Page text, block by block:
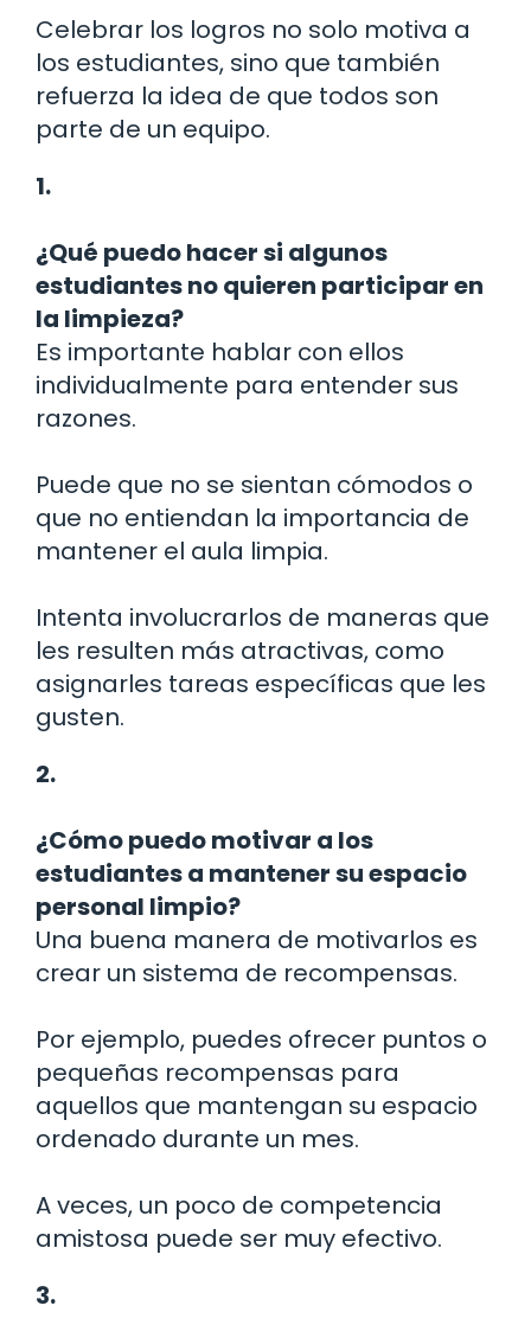
Celebrar los logros no solo motiva a
los estudiantes, sino que también
refuerza la idea de que todos son
parte de un equipo.
1.
¿Qué puedo hacer si algunos
estudiantes no quieren participar en
la limpieza?
Es importante hablar con ellos
individualmente para entender sus
razones.
Puede que no se sientan cómodos o
que no entiendan la importancia de
mantener el aula limpia.
Intenta involucrarlos de maneras que
les resulten más atractivas, como
asignarles tareas específicas que les
gusten.
2.
¿Cómo puedo motivar a los
estudiantes a mantener su espacio
personal limpio?
Una buena manera de motivarlos es
crear un sistema de recompensas.
Por ejemplo, puedes ofrecer puntos o
pequeñas recompensas para
aquellos que mantengan su espacio
ordenado durante un mes.
A veces, un poco de competencia
amistosa puede ser muy efectivo.
3.